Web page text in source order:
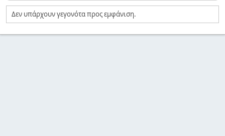
Δεν υπάρχουν γεγονότα προς εμφάνιση.